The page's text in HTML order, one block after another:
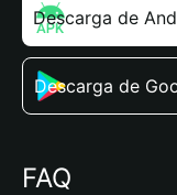
Descarga de
Descarga de
FAQ